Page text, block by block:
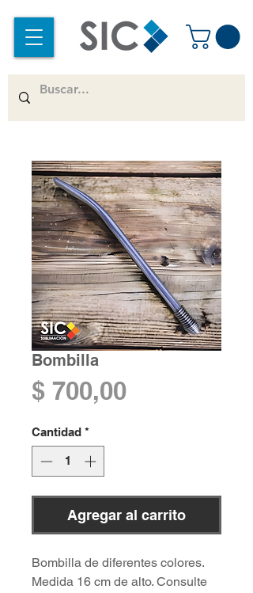
Bombilla
$ 700,00Precio
Cantidad *
Agregar al carrito
Bombilla de diferentes colores.
Medida 16 cm de alto. Consulte